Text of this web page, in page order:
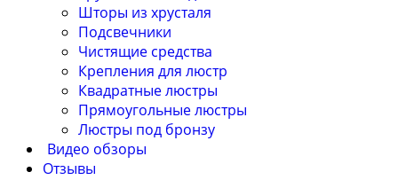
Шторы из хрусталя
Подсвечники
Чистящие средства
Крепления для люстр
Квадратные люстры
Прямоугольные люстры
Люстры под бронзу
Видео обзоры
Отзывы